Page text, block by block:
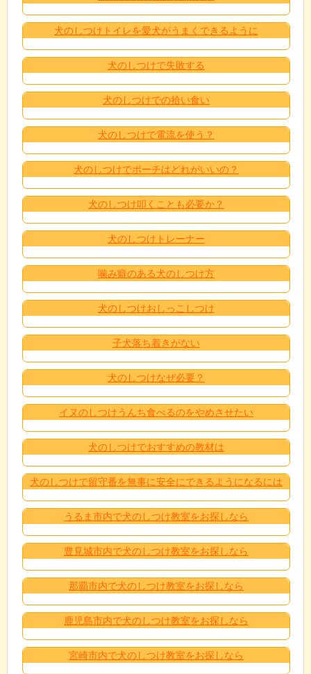
犬のしつけトイレを愛犬がうまくできるように
犬のしつけで失敗する
犬のしつけでの拾い食い
犬のしつけで電流を使う？
犬のしつけでポーチはどれがいいの？
犬のしつけ叩くことも必要か？
犬のしつけトレーナー
噛み癖のある犬のしつけ方
犬のしつけおしっこしつけ
子犬落ち着きがない
犬のしつけなぜ必要？
イヌのしつけうんち食べるのをやめさせたい
犬のしつけでおすすめの教材は
犬のしつけで留守番を無事に安全にできるようになるには
うるま市内で犬のしつけ教室をお探しなら
豊見城市内で犬のしつけ教室をお探しなら
那覇市内で犬のしつけ教室をお探しなら
鹿児島市内で犬のしつけ教室をお探しなら
宮崎市内で犬のしつけ教室をお探しなら